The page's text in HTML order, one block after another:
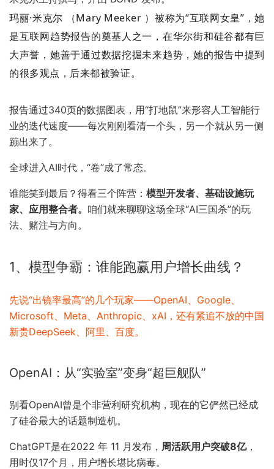
玛丽·米克尔 （Mary Meeker ）被称为“互联网女皇”，她
是互联网趋势报告的奠基人之一，在华尔街和硅谷都有巨
大声誉，她善于通过数据挖掘未来趋势，她的报告中提到
的很多观点，后来都被验证。
报告通过340页的数据图表，用“打地鼠”来形容人工智能行
业的迭代速度——每次刚刚看清一个头，另一个就从另一侧
蹦出来了。
全球进入AI时代，“卷”成了常态。
谁能笑到最后？得看三个阵营： 模型开发者、基础设施玩
家、应用整合者。 咱们就来聊聊这场全球“AI三国杀”的玩
法、赌注与方向。
1、模型争霸：谁能跑赢用户增长曲线？
先说“出镜率最高”的几个玩家——OpenAI、Google、
Microsoft、Meta、Anthropic、xAI，还有紧追不放的中国
新贵DeepSeek、阿里、百度。
OpenAI：从“实验室”变身“超巨舰队”
别看OpenAI曾是个非营利研究机构，现在的它俨然已经成
了硅谷最大的话题制造机。
ChatGPT是在2022 年 11 月发布， 周活跃用户突破8亿，
用时仅17个月，用户增长堪比病毒。